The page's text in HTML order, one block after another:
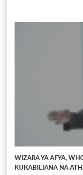
WIZARA YA AFYA,
KUKABILIANA NA